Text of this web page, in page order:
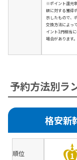
※ポイント還元
額に対する獲得
示したもので、
交換方法によっ
イント1円相当
場合があります。
予約方法別ラ
格安新
順位